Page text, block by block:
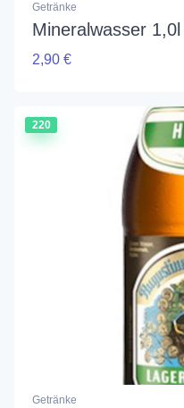
Getränke
Mineralwasser 1,0l
2,90 €
220
Getränke